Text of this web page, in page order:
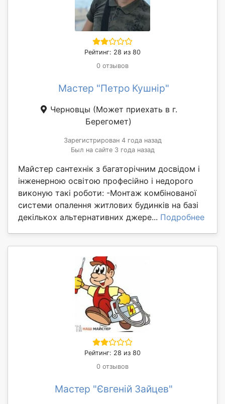
Рейтинг: 28 из 80
0 отзывов
Мастер "Петро Кушнір"
Черновцы (Может приехать в г.
Берегомет)
Зарегистрирован 4 года назад
Был на сайте 3 года назад
Майстер сантехнік з багаторічним досвідом і
інженерною освітою професійно і недорого
виконую такі роботи: -Монтаж комбінованої
системи опалення житлових будинків на базі
декількох альтернативних джере... Подробнее
Рейтинг: 28 из 80
0 отзывов
Мастер "Євгеній Зайцев"